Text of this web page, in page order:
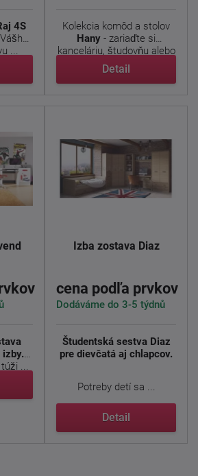
4S
...
Kolekcia komôd a stolov
Hany - zariaďte si
kanceláriu, študovňu alebo
...
Detail
izby.
...
Izba zostava Diaz
cena podľa prvkov
Dodáváme do 3-5 týdnů
Študentská sestva Diaz
pre dievčatá aj chlapcov.
Potreby detí sa ...
Detail